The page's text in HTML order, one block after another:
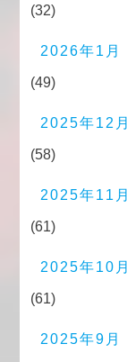
(32)
2026年1月
(49)
2025年12月
(58)
2025年11月
(61)
2025年10月
(61)
2025年9月